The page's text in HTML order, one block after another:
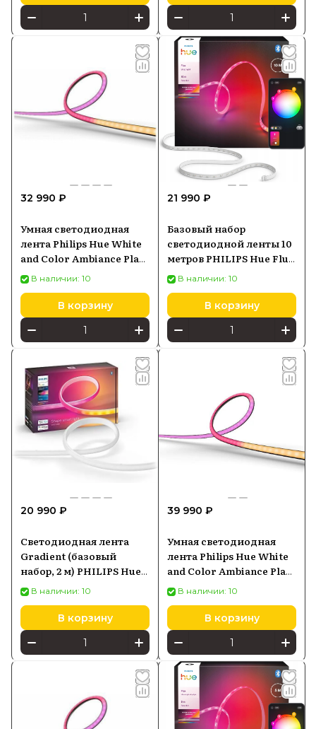
32 990 ₽
Умная светодиодная
лента Philips Hue White
and Color Ambiance Play
Gradient lightstrip для
ТВ 65- 70 (929002422801)
В наличии: 10
В корзину
21 990 ₽
Базовый набор
светодиодной ленты 10
метров PHILIPS Hue Flux
Strip Light 929004610802
В наличии: 10
В корзину
20 990 ₽
Светодиодная лента
Gradient (базовый
набор, 2 м) PHILIPS Hue
White and Color
Ambiance 8719514339965
В наличии: 10
В корзину
39 990 ₽
Умная светодиодная
лента Philips Hue White
and Color Ambiance Play
Gradient lightstrip для
ТВ от 75 (929002422901)
В наличии: 10
В корзину